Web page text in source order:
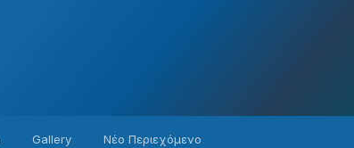
Gallery Νέο Περιεχόμενο